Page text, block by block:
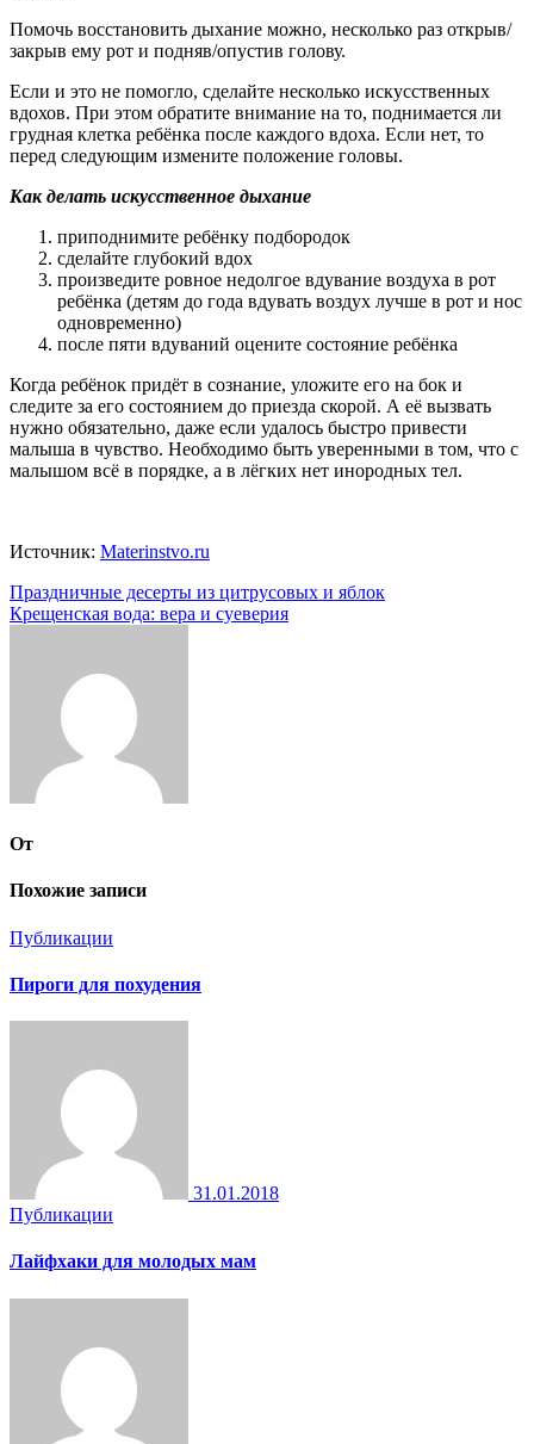
Помочь восстановить дыхание можно, несколько раз открыв/
закрыв ему рот и подняв/опустив голову.
Если и это не помогло, сделайте несколько искусственных
вдохов. При этом обратите внимание на то, поднимается ли
грудная клетка ребёнка после каждого вдоха. Если нет, то
перед следующим измените положение головы.
Как делать искусственное дыхание
приподнимите ребёнку подбородок
сделайте глубокий вдох
произведите ровное недолгое вдувание воздуха в рот
ребёнка (детям до года вдувать воздух лучше в рот и нос
одновременно)
после пяти вдуваний оцените состояние ребёнка
Когда ребёнок придёт в сознание, уложите его на бок и
следите за его состоянием до приезда скорой. А её вызвать
нужно обязательно, даже если удалось быстро привести
малыша в чувство. Необходимо быть уверенными в том, что с
малышом всё в порядке, а в лёгких нет инородных тел.
Источник: Materinstvo.ru
Навигация
по
Праздничные десерты из цитрусовых и яблок
Крещенская вода: вера и суеверия
От
Похожие записи
Публикации
Пироги для похудения
31.01.2018
Публикации
Лайфхаки для молодых мам